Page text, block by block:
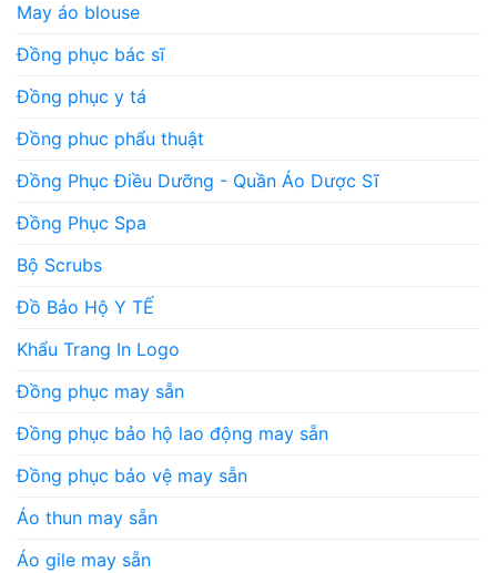
May áo blouse
Đồng phục bác sĩ
Đồng phục y tá
Đồng phuc phẩu thuật
Đồng Phục Điều Dưỡng - Quần Áo Dược Sĩ
Đồng Phục Spa
Bộ Scrubs
Đồ Bảo Hộ Y TẾ
Khẩu Trang In Logo
Đồng phục may sẵn
Đồng phục bảo hộ lao động may sẵn
Đồng phục bảo vệ may sẵn
Áo thun may sẵn
Áo gile may sẵn